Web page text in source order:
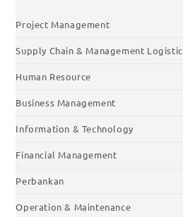
Project Management
Supply Chain & Management Logistic
Human Resource
Business Management
Information & Technology
Financial Management
Perbankan
Operation & Maintenance